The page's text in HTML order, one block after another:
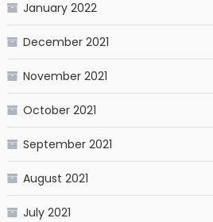
January 2022
December 2021
November 2021
October 2021
September 2021
August 2021
July 2021